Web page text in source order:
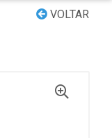
VOLTAR